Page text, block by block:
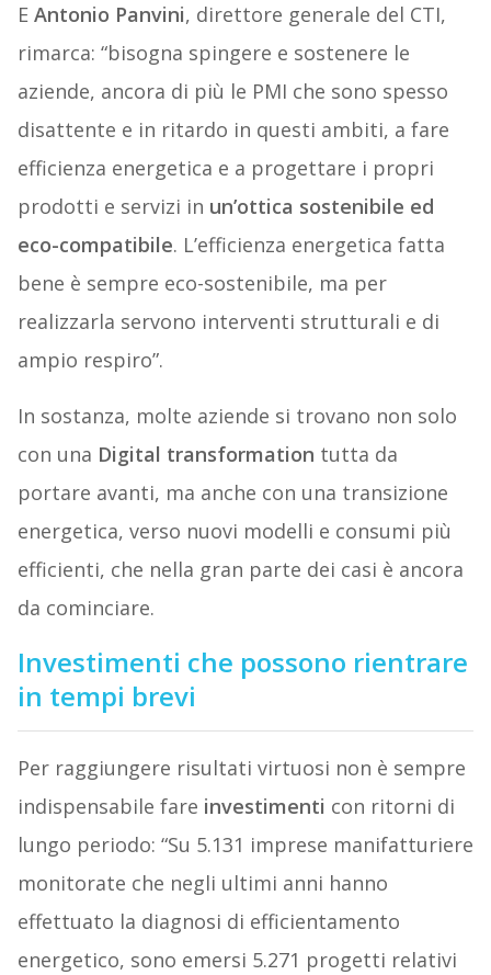
E Antonio Panvini, direttore generale del CTI,
rimarca: “bisogna spingere e sostenere le
aziende, ancora di più le PMI che sono spesso
disattente e in ritardo in questi ambiti, a fare
efficienza energetica e a progettare i propri
prodotti e servizi in un’ottica sostenibile ed
eco-compatibile. L’efficienza energetica fatta
bene è sempre eco-sostenibile, ma per
realizzarla servono interventi strutturali e di
ampio respiro”.
In sostanza, molte aziende si trovano non solo
con una Digital transformation tutta da
portare avanti, ma anche con una transizione
energetica, verso nuovi modelli e consumi più
efficienti, che nella gran parte dei casi è ancora
da cominciare.
Investimenti che possono rientrare
in tempi brevi
Per raggiungere risultati virtuosi non è sempre
indispensabile fare investimenti con ritorni di
lungo periodo: “Su 5.131 imprese manifatturiere
monitorate che negli ultimi anni hanno
effettuato la diagnosi di efficientamento
energetico, sono emersi 5.271 progetti relativi